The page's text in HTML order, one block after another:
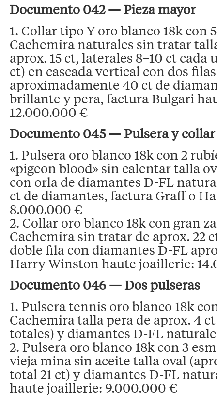
Documento 042 — Pieza mayor
1. Collar tipo Y oro blanco 18k con
Cachemira naturales sin tratar
aprox. 15 ct, laterales 8–10 ct cada
ct) en cascada vertical con dos
aproximadamente 40 ct de
brillante y pera, factura Bulgari
12.000.000 €
Documento 045 — Pulsera y collar
1. Pulsera oro blanco 18k con 2
«pigeon blood» sin calentar talla
con orla de diamantes D-FL
ct de diamantes, factura Graff o
8.000.000 €
2. Collar oro blanco 18k con gran
Cachemira sin tratar de aprox. 22
doble fila con diamantes D-FL
Harry Winston haute joaillerie:
Documento 046 — Dos pulseras
1. Pulsera tennis oro blanco 18k
Cachemira talla pera de aprox. 4
totales) y diamantes D-FL
2. Pulsera oro blanco 18k con 3
vieja mina sin aceite talla oval
total 21 ct) y diamantes D-FL
haute joaillerie: 9.000.000 €